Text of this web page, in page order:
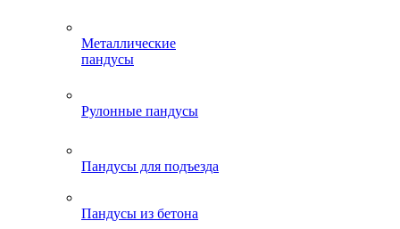
Металлические
пандусы
Рулонные пандусы
Пандусы для подъезда
Пандусы из бетона